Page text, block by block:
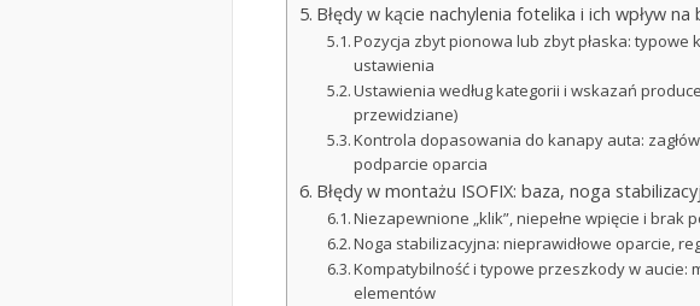
Błędy w kącie nachylenia fotelika i ich wpływ
Pozycja zbyt pionowa lub zbyt płaska: typowe
ustawienia
Ustawienia według kategorii i wskazań
przewidziane)
Kontrola dopasowania do kanapy auta:
podparcie oparcia
Błędy w montażu ISOFIX: baza, noga
Niezapewnione „klik”, niepełne wpięcie i brak
Noga stabilizacyjna: nieprawidłowe oparcie,
Kompatybilność i typowe przeszkody w aucie:
elementów